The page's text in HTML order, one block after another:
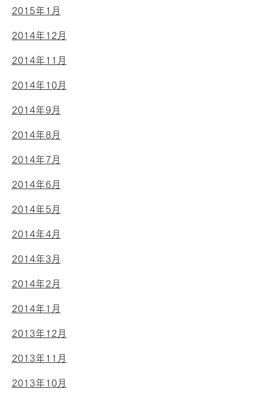
2015年1月
2014年12月
2014年11月
2014年10月
2014年9月
2014年8月
2014年7月
2014年6月
2014年5月
2014年4月
2014年3月
2014年2月
2014年1月
2013年12月
2013年11月
2013年10月